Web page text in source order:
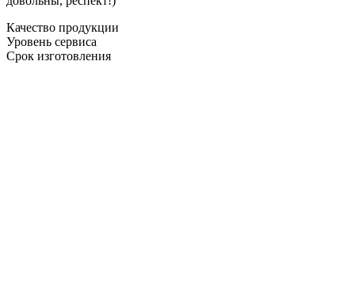
Качество продукции
Уровень сервиса
Срок изготовления